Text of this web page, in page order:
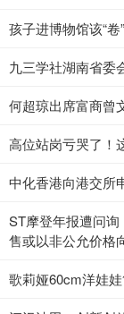
孩子进博物馆该“卷
九三学社湖南省委
何超琼出席富商曾
高位站岗亏哭了！
中化香港向港交所
ST摩登年报遭问
售或以非公允价格
歌莉娅60cm洋娃